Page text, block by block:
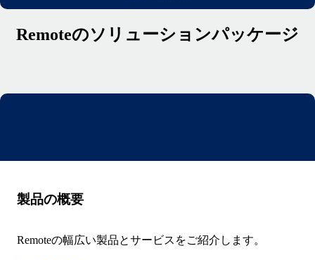
Remoteのソリューションパッケージ
製品の概要
Remoteの幅広い製品とサービスをご紹介します。